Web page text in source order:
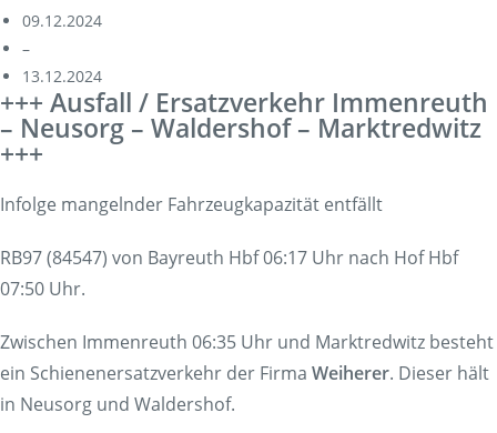
Verbindungen
Tickets
Freizeit
Service
Unternehmen
09.12.2024
–
13.12.2024
+++ Ausfall / Ersatzverkehr Immenreuth
– Neusorg – Waldershof – Marktredwitz
+++
Infolge mangelnder Fahrzeugkapazität entfällt
RB97 (84547) von Bayreuth Hbf 06:17 Uhr nach Hof Hbf
07:50 Uhr.
Zwischen Immenreuth 06:35 Uhr und Marktredwitz besteht
ein Schienenersatzverkehr der Firma Weiherer. Dieser hält
in Neusorg und Waldershof.